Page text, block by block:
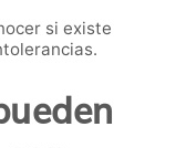
si existe